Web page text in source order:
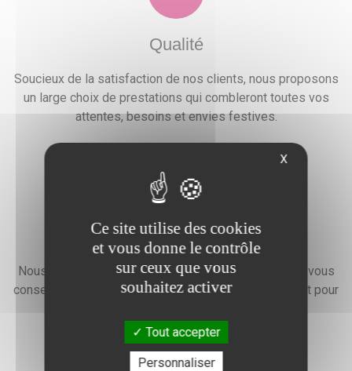
Qualité
Soucieux de la satisfaction de nos clients, nous proposons
un large choix de prestations qui combleront toutes vos
attentes, besoins et envies festives.
Devis gratuit
Nous faisons preuve d'une grande disponibilité pour vous
conseiller, vous renseigner et élaborer un devis gratuit pour
X
Ce site utilise des cookies
et vous donne le contrôle
sur ceux que vous
souhaitez activer
Tout accepter
Personnaliser